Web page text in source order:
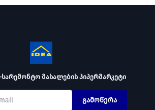
მასალების ჰიპერმარკეტი
გამოწერა